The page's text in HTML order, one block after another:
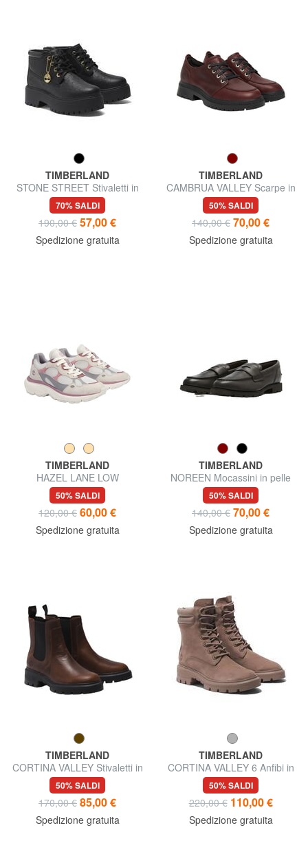
TIMBERLAND
STONE STREET Stivaletti in
pelle
70% SALDI
190,00 € 57,00 €
Spedizione gratuita
TIMBERLAND
CAMBRUA VALLEY Scarpe in
pelle
50% SALDI
140,00 € 70,00 €
Spedizione gratuita
TIMBERLAND
HAZEL LANE LOW
50% SALDI
120,00 € 60,00 €
Spedizione gratuita
TIMBERLAND
NOREEN Mocassini in pelle
50% SALDI
140,00 € 70,00 €
Spedizione gratuita
TIMBERLAND
CORTINA VALLEY Stivaletti in
pelle
50% SALDI
170,00 € 85,00 €
Spedizione gratuita
TIMBERLAND
CORTINA VALLEY 6 Anfibi in
pelle
50% SALDI
220,00 € 110,00 €
Spedizione gratuita